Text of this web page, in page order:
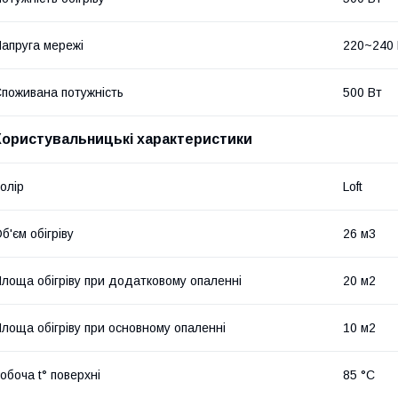
мережі 220~240
потужність 500 Вт
характеристики
Loft
обігріву 26 м3
обігріву при додатковому опаленні 20 м2
обігріву при основному опаленні 10 м2
t° поверхні 85 °C